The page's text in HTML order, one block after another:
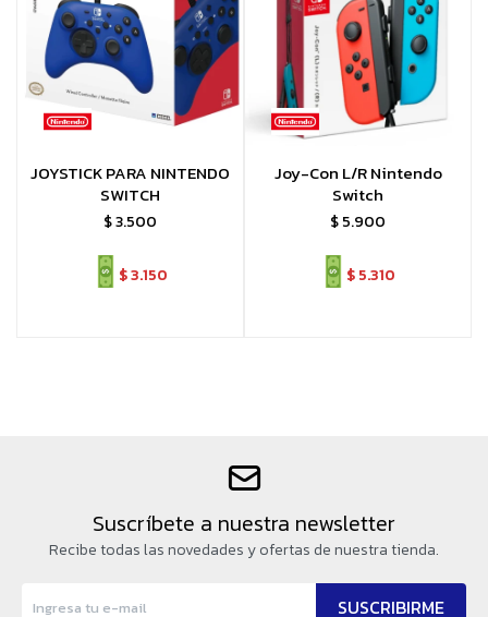
JOYSTICK PARA NINTENDO
SWITCH
$3.500
$3.150
Joy-Con L/R Nintendo
Switch
$5.900
$5.310
Suscríbete a nuestra newsletter
Recibe todas las novedades y ofertas de nuestra tienda.
SUSCRIBIRME
Accesorios